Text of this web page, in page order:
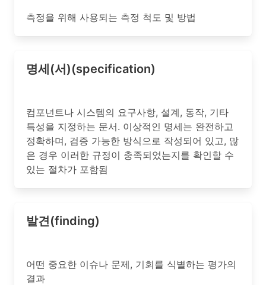
측정을 위해 사용되는 측정 척도 및 방법
명세(서)(specification)
컴포넌트나 시스템의 요구사항, 설계, 동작, 기타
특성을 지정하는 문서. 이상적인 명세는 완전하고
정확하며, 검증 가능한 방식으로 작성되어 있고, 많
은 경우 이러한 규정이 충족되었는지를 확인할 수
있는 절차가 포함됨
발견(finding)
어떤 중요한 이슈나 문제, 기회를 식별하는 평가의
결과